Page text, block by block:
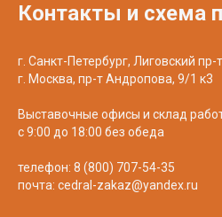
Контакты и схема
г. Санкт-Петербург, Лиговский пр-
г. Москва, пр-т Андропова, 9/1 к3
Выставочные офисы и склад
с 9:00 до 18:00 без обеда
телефон: 8 (800) 707-54-35
почта: cedral-zakaz@yandex.ru